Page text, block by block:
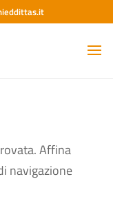
Affina
navigazione